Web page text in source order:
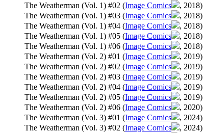
The Weatherman (Vol. 1) #02 (Image Comics
, 2018)
The Weatherman (Vol. 1) #03 (Image Comics
, 2018)
The Weatherman (Vol. 1) #04 (Image Comics
, 2018)
The Weatherman (Vol. 1) #05 (Image Comics
, 2018)
The Weatherman (Vol. 1) #06 (Image Comics
, 2018)
The Weatherman (Vol. 2) #01 (Image Comics
, 2019)
The Weatherman (Vol. 2) #02 (Image Comics
, 2019)
The Weatherman (Vol. 2) #03 (Image Comics
, 2019)
The Weatherman (Vol. 2) #04 (Image Comics
, 2019)
The Weatherman (Vol. 2) #05 (Image Comics
, 2019)
The Weatherman (Vol. 2) #06 (Image Comics
, 2020)
The Weatherman (Vol. 3) #01 (Image Comics
, 2024)
The Weatherman (Vol. 3) #02 (Image Comics
, 2024)